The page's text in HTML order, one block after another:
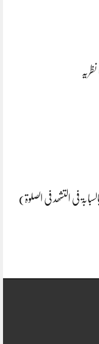
فی التشھد فی الصلوۃ)